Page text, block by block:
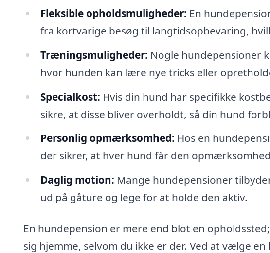
Fleksible opholdsmuligheder: En
fra kortvarige besøg til langtidsopbevaring,
Træningsmuligheder: Nogle hundepensioner
hvor hunden kan lære nye tricks eller
Specialkost: Hvis din hund har specifikke
sikre, at disse bliver overholdt, så din hund
Personlig opmærksomhed: Hos en
der sikrer, at hver hund får den
Daglig motion: Mange hundepensioner
ud på gåture og lege for at holde den aktiv.
En hundepension er mere end blot en
sig hjemme, selvom du ikke er der. Ved at vælge